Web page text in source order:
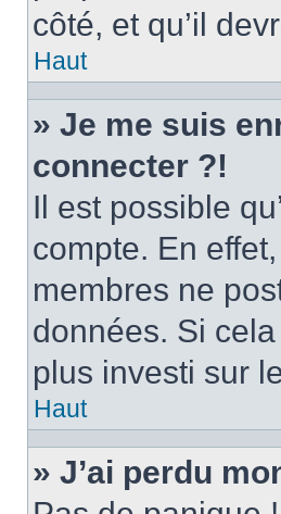
côté, et qu’il
Haut
» Je me suis
connecter ?!
Il est possible
compte. En
membres ne
données. Si
plus investi sur
Haut
» J’ai perdu